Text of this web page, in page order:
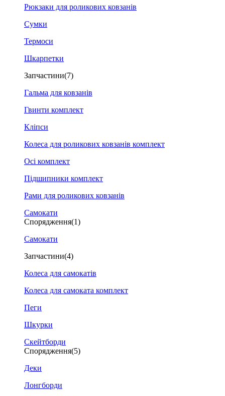
Рюкзаки для роликових ковзанів
Сумки
Термоси
Шкарпетки
Запчастини(7)
Гальма для ковзанів
Гвинти комплект
Кліпси
Колеса для роликових ковзанів комплект
Осі комплект
Підшипники комплект
Рами для роликових ковзанів
Самокати
Спорядження(1)
Самокати
Запчастини(4)
Колеса для самокатів
Колеса для самоката комплект
Пеги
Шкурки
Скейтборди
Спорядження(5)
Деки
Лонгборди